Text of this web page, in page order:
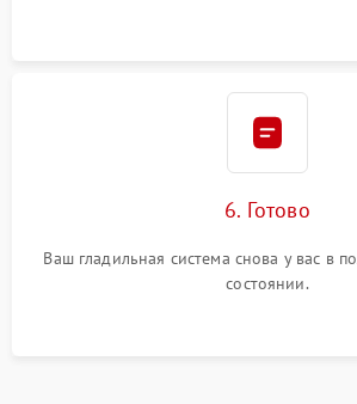
6. Готово
Ваш гладильная система снова у вас в
состоянии.